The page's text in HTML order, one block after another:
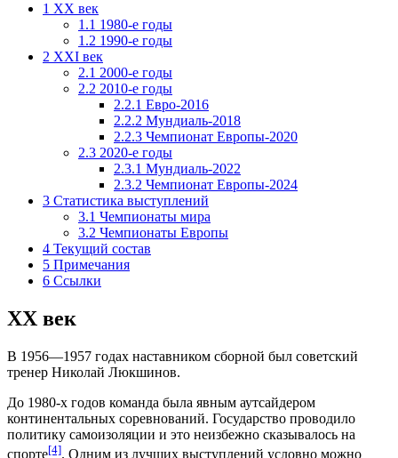
1 XX век
1.1 1980-е годы
1.2 1990-е годы
2 XXI век
2.1 2000-е годы
2.2 2010-е годы
2.2.1 Евро-2016
2.2.2 Мундиаль-2018
2.2.3 Чемпионат Европы-2020
2.3 2020-е годы
2.3.1 Мундиаль-2022
2.3.2 Чемпионат Европы-2024
3 Статистика выступлений
3.1 Чемпионаты мира
3.2 Чемпионаты Европы
4 Текущий состав
5 Примечания
6 Ссылки
XX век
В 1956—1957 годах наставником сборной был советский
тренер Николай Люкшинов.
До 1980-х годов команда была явным аутсайдером
континентальных соревнований. Государство проводило
политику самоизоляции и это неизбежно сказывалось на
спорте[4]. Одним из лучших выступлений условно можно